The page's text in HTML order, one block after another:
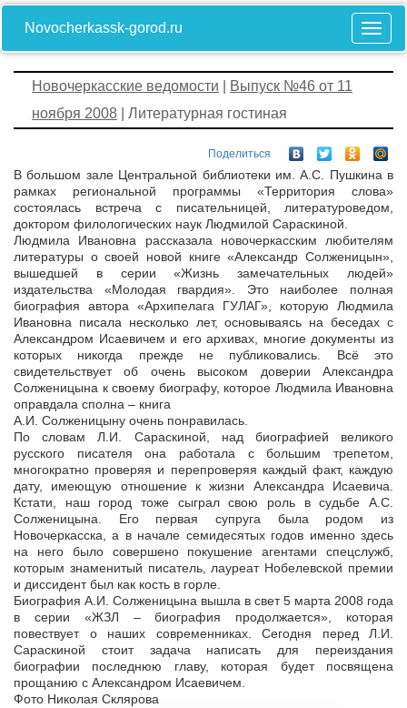
Novocherkassk-gorod.ru
Новочеркасские ведомости
Выпуск №46 от 11
ноября 2008 | Литературная гостиная
Поделиться
В большом зале Центральной библиотеки им. А.С. Пушкина в
рамках региональной программы «Территория слова»
состоялась встреча с писательницей, литературоведом,
доктором филологических наук Людмилой Сараскиной.
Людмила Ивановна рассказала новочеркасским любителям
литературы о своей новой книге «Александр Солженицын»,
вышедшей в серии «Жизнь замечательных людей»
издательства «Молодая гвардия». Это наиболее полная
биография автора «Архипелага ГУЛАГ», которую Людмила
Ивановна писала несколько лет, основываясь на беседах с
Александром Исаевичем и его архивах, многие документы из
которых никогда прежде не публиковались. Всё это
свидетельствует об очень высоком доверии Александра
Солженицына к своему биографу, которое Людмила Ивановна
оправдала сполна – книга
А.И. Солженицыну очень понравилась.
По словам Л.И. Сараскиной, над биографией великого
русского писателя она работала с большим трепетом,
многократно проверяя и перепроверяя каждый факт, каждую
дату, имеющую отношение к жизни Александра Исаевича.
Кстати, наш город тоже сыграл свою роль в судьбе А.С.
Солженицына. Его первая супруга была родом из
Новочеркасска, а в начале семидесятых годов именно здесь
на него было совершено покушение агентами спецслужб,
которым знаменитый писатель, лауреат Нобелевской премии
и диссидент был как кость в горле.
Биография А.И. Солженицына вышла в свет 5 марта 2008 года
в серии «ЖЗЛ – биография продолжается», которая
повествует о наших современниках. Сегодня перед Л.И.
Сараскиной стоит задача написать для переиздания
биографии последнюю главу, которая будет посвящена
прощанию с Александром Исаевичем.
Фото Николая Склярова